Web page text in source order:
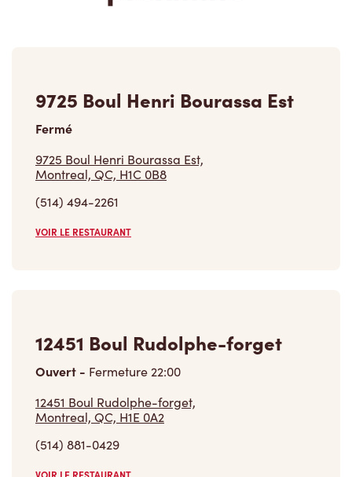
Fermé
9725 Boul Henri Bourassa Est,
Montreal, QC, H1C 0B8
(514) 494-2261
VOIR LE RESTAURANT
Ouvert - Fermeture22:00
12451 Boul Rudolphe-forget,
Montreal, QC, H1E 0A2
(514) 881-0429
VOIR LE RESTAURANT